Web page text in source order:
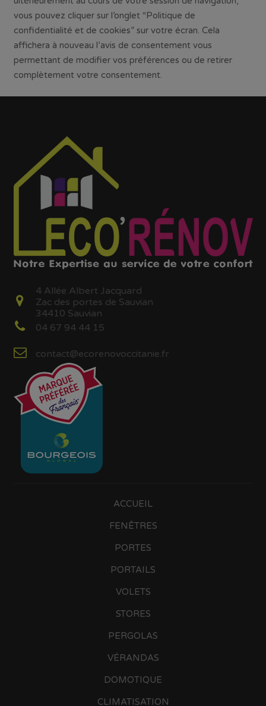
vous pouvez cliquer sur l’onglet “Politique de
confidentialité et de cookies” sur votre écran. Cela
affichera à nouveau l’avis de consentement vous
permettant de modifier vos préférences ou de retirer
complètement votre consentement.
4 Allée Albert Jacquard
Zac des portes de Sauvian
34410 Sauvian
04 67 94 44 15
contact@ecorenovoccitanie.fr
ACCUEIL
FENÊTRES
PORTES
PORTAILS
VOLETS
STORES
PERGOLAS
VÉRANDAS
DOMOTIQUE
CLIMATISATION